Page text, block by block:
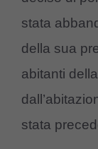
stata
della sua
abitanti
stata